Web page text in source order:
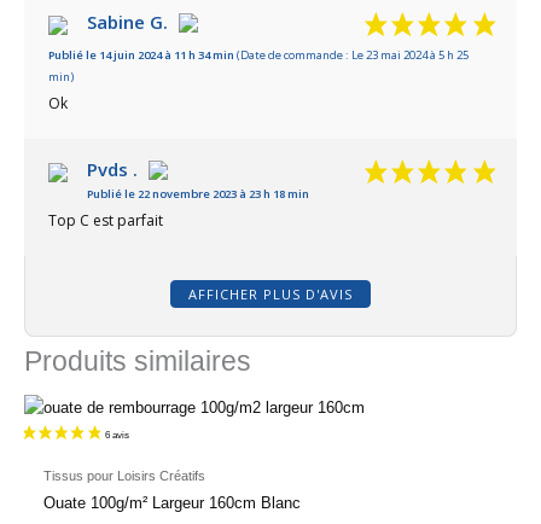
Sabine G.
Publié le 14 juin 2024 à 11 h 34 min (Date de commande : Le 23 mai 2024 à 5 h 25
min)
Ok
Pvds .
Publié le 22 novembre 2023 à 23 h 18 min
Top C est parfait
AFFICHER PLUS D'AVIS
Produits similaires
Tissus pour Loisirs Créatifs
Ouate 100g/m² Largeur 160cm Blanc